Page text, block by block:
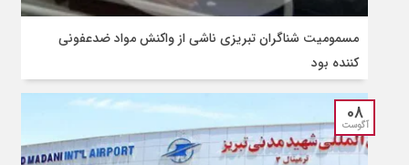
مسمومیت شناگران تبریزی ناشی از واکنش مواد ضدعفونی‌
کننده بود
08
آگوست